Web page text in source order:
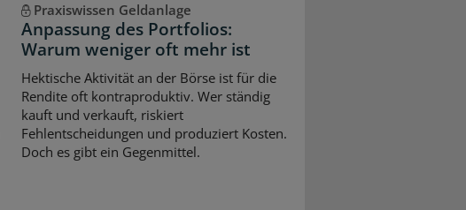
Praxiswissen Geldanlage
Anpassung des Portfolios:
Warum weniger oft mehr ist
Hektische Aktivität an der Börse ist für die
Rendite oft kontraproduktiv. Wer ständig
kauft und verkauft, riskiert
Fehlentscheidungen und produziert Kosten.
Doch es gibt ein Gegenmittel.